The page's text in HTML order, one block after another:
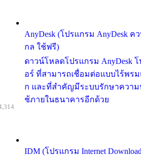
AnyDesk (โปรแกรม AnyDesk
กล ใช้ฟรี)
ดาวน์โหลดโปรแกรม AnyDesk
อร์ ที่สามารถเชื่อมต่อแบบไร้พร
ก และที่สำคัญมีระบบรักษาความ
ช้ภายในธนาคารอีกด้วย
IDM (โปรแกรม Internet